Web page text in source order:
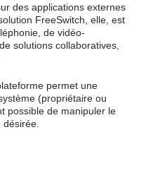
des applications externes
FreeSwitch, elle, est
de vidéo-
solutions collaboratives,
permet une
(propriétaire ou
possible de manipuler le